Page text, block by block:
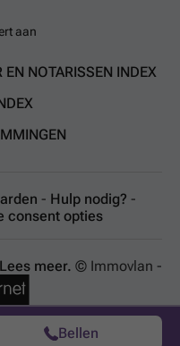
Bellen
aan
NOTARISSEN INDEX
- Hulp nodig? -
consent opties
Lees meer. © Immovlan -